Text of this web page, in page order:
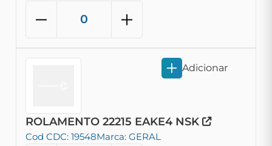
ROLAMENTO 22215 EAKE4 NSK
Cod CDC: 19548Marca: GERAL
Adicionar